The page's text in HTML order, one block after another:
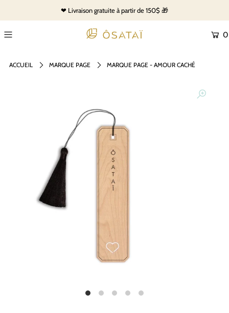
❤ Livraison gratuite à partir de 150$ 🎁
0
ACCUEIL MARQUE PAGE MARQUE PAGE - AMOUR CACHÉ